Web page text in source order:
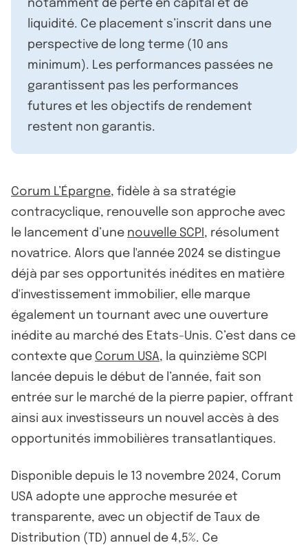
notamment de perte en capital et de
liquidité. Ce placement s’inscrit dans une
perspective de long terme (10 ans
minimum). Les performances passées ne
garantissent pas les performances
futures et les objectifs de rendement
restent non garantis.
Corum L’Épargne, fidèle à sa stratégie
contracyclique, renouvelle son approche avec
le lancement d’une nouvelle SCPI , résolument
novatrice. Alors que l'année 2024 se distingue
déjà par ses opportunités inédites en matière
d'investissement immobilier, elle marque
également un tournant avec une ouverture
inédite au marché des Etats-Unis. C’est dans ce
contexte que Corum USA, la quinzième SCPI
lancée depuis le début de l’année, fait son
entrée sur le marché de la pierre papier, offrant
ainsi aux investisseurs un nouvel accès à des
opportunités immobilières transatlantiques.
Disponible depuis le 13 novembre 2024, Corum
USA adopte une approche mesurée et
transparente, avec un objectif de Taux de
Distribution (TD) annuel de 4,5%. Ce